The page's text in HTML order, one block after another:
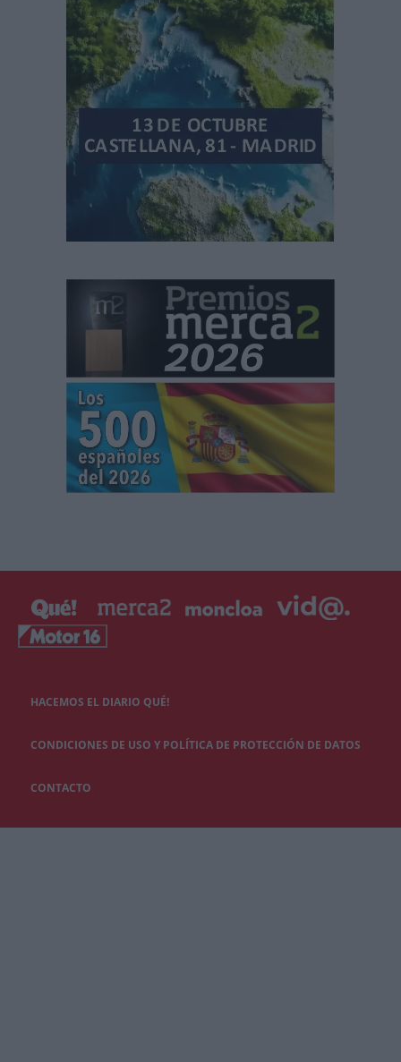
HACEMOS EL DIARIO QUÉ!
CONDICIONES DE USO Y POLÍTICA DE PROTECCIÓN DE DATOS
CONTACTO